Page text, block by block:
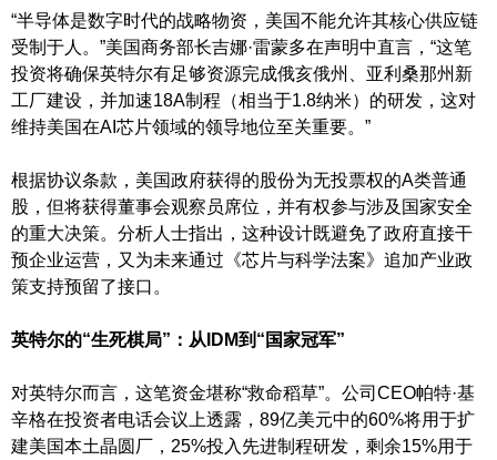
“半导体是数字时代的战略物资，美国不能允许其核心供应链
受制于人。”美国商务部长吉娜·雷蒙多在声明中直言，“这笔
投资将确保英特尔有足够资源完成俄亥俄州、亚利桑那州新
工厂建设，并加速18A制程（相当于1.8纳米）的研发，这对
维持美国在AI芯片领域的领导地位至关重要。”
根据协议条款，美国政府获得的股份为无投票权的A类普通
股，但将获得董事会观察员席位，并有权参与涉及国家安全
的重大决策。分析人士指出，这种设计既避免了政府直接干
预企业运营，又为未来通过《芯片与科学法案》追加产业政
策支持预留了接口。
英特尔的“生死棋局”：从IDM到“国家冠军”
对英特尔而言，这笔资金堪称“救命稻草”。公司CEO帕特·基
辛格在投资者电话会议上透露，89亿美元中的60%将用于扩
建美国本土晶圆厂，25%投入先进制程研发，剩余15%用于